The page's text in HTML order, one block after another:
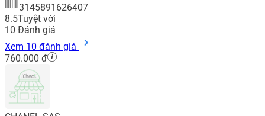
3145891626407
8.5Tuyệt vời
10 Đánh giá
Xem 10 đánh giá
760.000 đ